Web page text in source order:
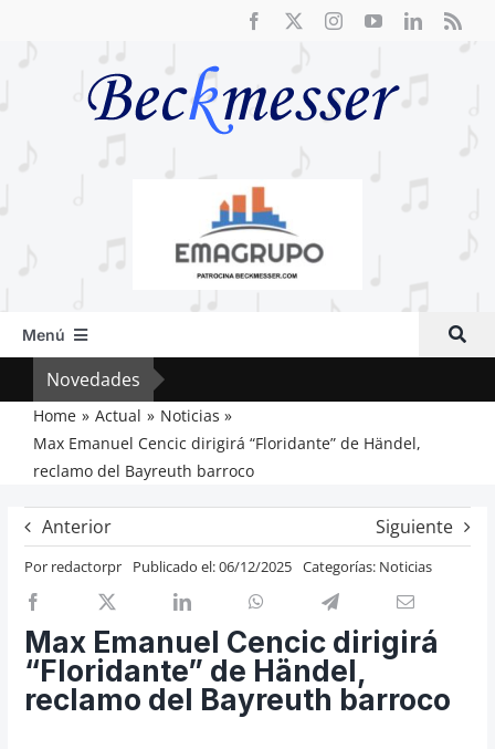
Menú
Inicio
Actual
Artículos
Previos de ópera
Entrevistas
Recomendación
Cosas de Beckmesser
Nosotros y privacidad
Buscar:
Novedades
Home Actual
Noticias
Max Emanuel Cencic dirigirá “Floridante” de Händel,
reclamo del Bayreuth barroco
Anterior Siguiente
Por redactorpr Publicado el: 06/12/2025 Categorías: Noticias
Max Emanuel Cencic dirigirá
“Floridante” de Händel,
reclamo del Bayreuth barroco